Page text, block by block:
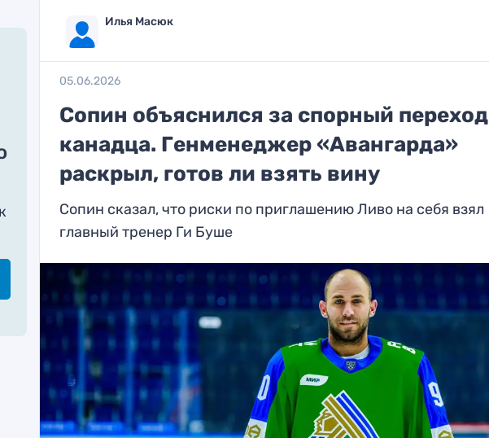
Илья Масюк
05.06.2026
Сопин объяснился за спорный переход
канадца. Генменеджер «Авангарда»
раскрыл, готов ли взять вину
Сопин сказал, что риски по приглашению Ливо на себя взял
главный тренер Ги Буше